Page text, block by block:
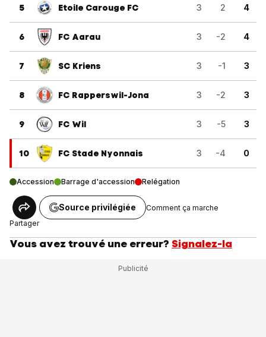
5 Etoile Carouge FC 3 2 4
6 FC Aarau 3 -2 4
7 SC Kriens 3 -1 3
8 FC Rapperswil-Jona 3 -2 3
9 FC Wil 3 -5 3
10 FC Stade Nyonnais 3 -4 0
Accession Barrage d'accession Relégation
Partager
Source privilégiée Comment ça marche
Vous avez trouvé une erreur? Signalez-la